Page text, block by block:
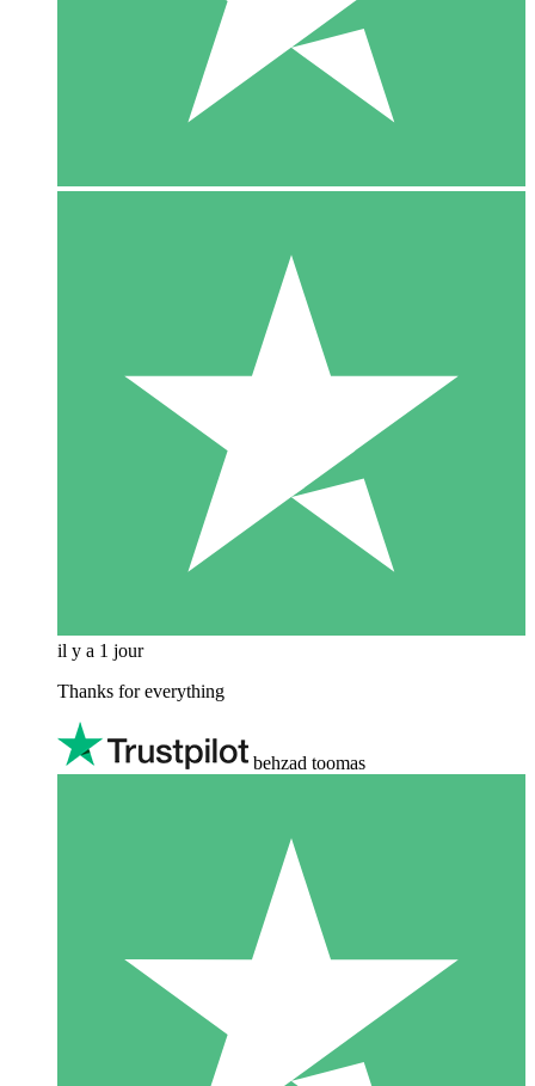
il y a 1 jour
Thanks for everything
behzad toomas